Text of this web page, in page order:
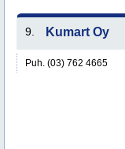
9. Kumart Oy
Puh. (03) 762 4665